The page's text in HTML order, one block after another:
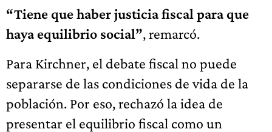
“Tiene que haber justicia fiscal para que
haya equilibrio social”, remarcó.
Para Kirchner, el debate fiscal no puede
separarse de las condiciones de vida de la
población. Por eso, rechazó la idea de
presentar el equilibrio fiscal como un